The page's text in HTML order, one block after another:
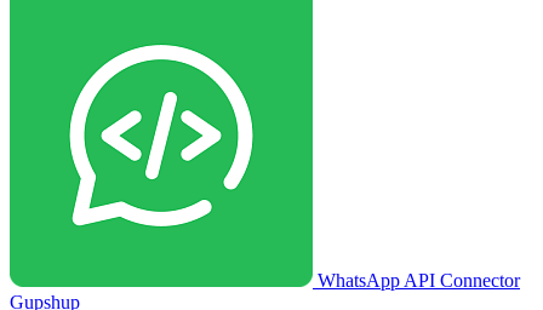
WhatsApp API Connector
Gupshup